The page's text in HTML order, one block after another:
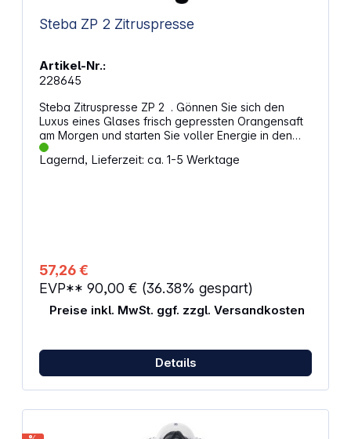
Steba ZP 2 Zitruspresse
Artikel-Nr.:
228645
Steba Zitruspresse ZP 2 . Gönnen Sie sich den
Luxus eines Glases frisch gepressten Orangensaft
am Morgen und starten Sie voller Energie in den
Tag! Kraftvoll und geschmeidig bereitet die
Zitruspresse ZP 2 von Steba den perfekten Saft für
problemlos jede beliebige Zitrusfrucht aus und das
Edelstahlsieb fängt zuverlässig Kerne und große
Teile Fruchtfleisch auf während der frische Saft im
Saftbehälter mit Stoppfunktion aufgefangen wird.
Das Gerät lässt sich komplett zerlegen und alle
Spülmaschine gereinigt werden. Eigenschaften:
optimale Saftausbeute Start / Stopp Automatik
Geräuscharmer Motor Universeller Presskegel für
Fruchtfleisch Alle abnehmbaren Teile
Lagernd, Lieferzeit: ca. 1-5 Werktage
57,26 €
EVP** 90,00 € (36.38% gespart)
Preise inkl. MwSt. ggf. zzgl. Versandkosten
Details